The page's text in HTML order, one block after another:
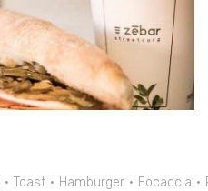
Toast Hamburger Focaccia